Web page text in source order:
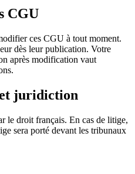
CGU
ces CGU à tout moment.
dès leur publication. Votre
après modification vaut
juridiction
le droit français. En cas de litige,
sera porté devant les tribunaux